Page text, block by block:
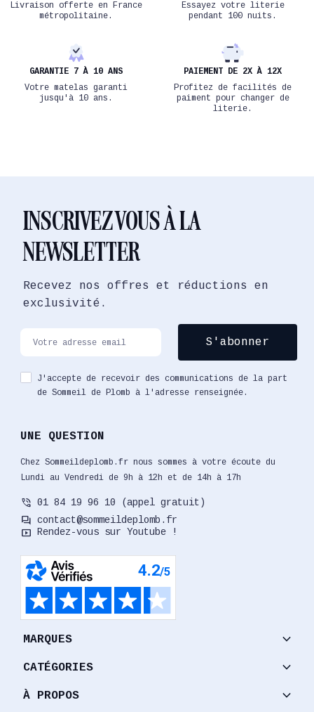
Livraison offerte en France
métropolitaine.
Essayez votre literie
pendant 100 nuits.
GARANTIE 7 À 10 ANS
Votre matelas garanti
jusqu'à 10 ans.
PAIEMENT DE 2X À 12X
Profitez de facilités de
paiment pour changer de
literie.
INSCRIVEZ VOUS À LA
NEWSLETTER
Recevez nos offres et réductions en
exclusivité.
J'accepte de recevoir des communications de la part
de Sommeil de Plomb à l'adresse renseignée.
UNE QUESTION
Chez Sommeildeplomb.fr nous sommes à votre écoute du
Lundi au Vendredi de 9h à 12h et de 14h à 17h
phone_in_talk 01 84 19 96 10 (appel gratuit)
forum contact@sommeildeplomb.fr
smart_display Rendez-vous sur Youtube !
MARQUES keyboard_arrow_down
CATÉGORIES keyboard_arrow_down
À PROPOS keyboard_arrow_down